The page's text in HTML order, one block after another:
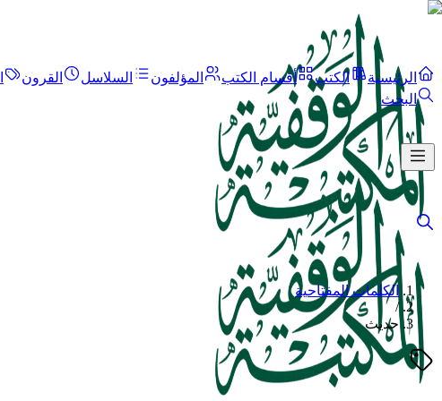
الرئيسية الكتب أقسام الكتب المؤلفون السلاسل القرون
البحث
الكلمات المفتاحية
/
حديث